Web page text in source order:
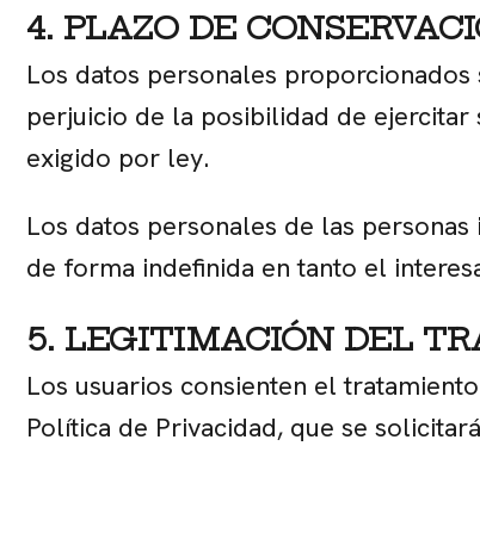
4. PLAZO DE
Los datos personales
perjuicio de la posibilidad de ejercitar
exigido por ley.
Los datos personales de las
de forma indefinida en tanto el
5. LEGITIMACIÓN DEL
Los usuarios consienten el
Política de Privacidad, que se